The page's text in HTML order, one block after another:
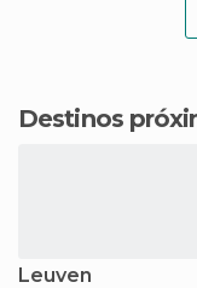
Destinos
Leuven